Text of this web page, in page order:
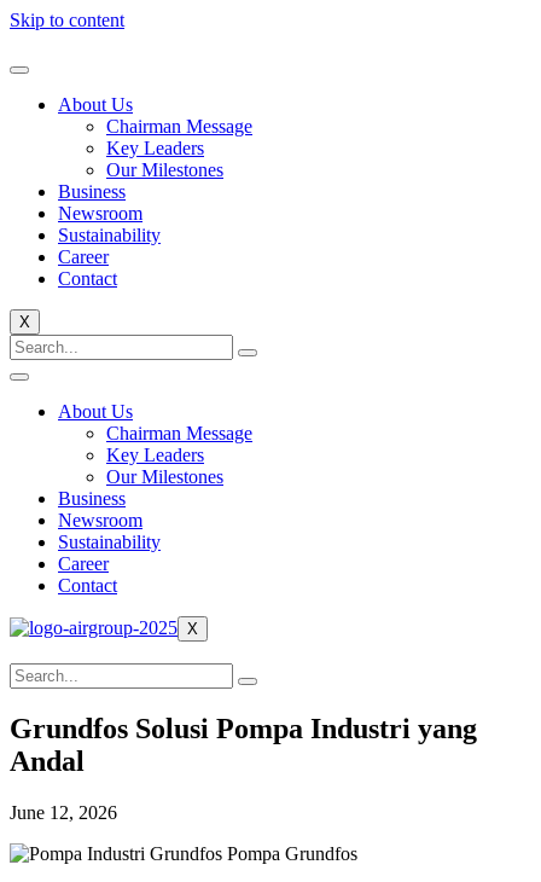
Skip to content
About Us
Chairman Message
Key Leaders
Our Milestones
Business
Newsroom
Sustainability
Career
Contact
X
About Us
Chairman Message
Key Leaders
Our Milestones
Business
Newsroom
Sustainability
Career
Contact
X
Grundfos Solusi Pompa Industri yang
Andal
June 12, 2026